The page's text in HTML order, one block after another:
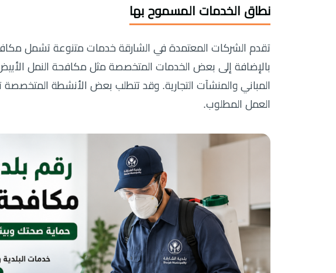
نطاق الخدمات المسموح بها
تقدم الشركات المعتمدة في الشارقة خدمات متنوعة تشمل
بالإضافة إلى بعض الخدمات المتخصصة مثل مكافحة النمل الأبيض
المباني والمنشآت التجارية. وقد تتطلب بعض الأنشطة المتخصصة
العمل المطلوب.